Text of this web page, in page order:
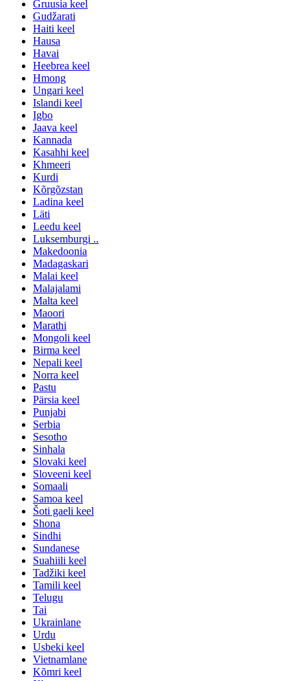
Gruusia keel
Gudžarati
Haiti keel
Hausa
Havai
Heebrea keel
Hmong
Ungari keel
Islandi keel
Igbo
Jaava keel
Kannada
Kasahhi keel
Khmeeri
Kurdi
Kõrgõzstan
Ladina keel
Läti
Leedu keel
Luksemburgi ..
Makedoonia
Madagaskari
Malai keel
Malajalami
Malta keel
Maoori
Marathi
Mongoli keel
Birma keel
Nepali keel
Norra keel
Pastu
Pärsia keel
Punjabi
Serbia
Sesotho
Sinhala
Slovaki keel
Sloveeni keel
Somaali
Samoa keel
Šoti gaeli keel
Shona
Sindhi
Sundanese
Suahiili keel
Tadžiki keel
Tamili keel
Telugu
Tai
Ukrainlane
Urdu
Usbeki keel
Vietnamlane
Kõmri keel